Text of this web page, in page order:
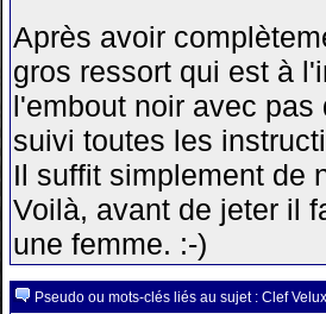
Après avoir
gros ressort qui est à
l'embout noir avec
suivi toutes les
Il suffit simplement de
Voilà, avant de jeter il
une femme. :-)
Pseudo ou mots-clés liés au sujet : Clef Velux